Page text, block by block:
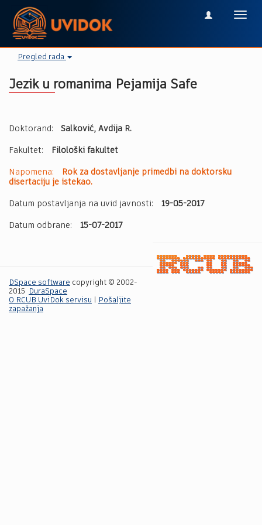
Pregled rada
Jezik u romanima Pejamija Safe
Doktorand: Salković, Avdija R.
Fakultet: Filološki fakultet
Napomena:
Rok za dostavljanje primedbi na doktorsku
disertaciju je istekao.
Datum postavljanja na uvid javnosti: 19-05-2017
Datum odbrane: 15-07-2017
DSpace software copyright © 2002-
2015
DuraSpace
O RCUB UviDok servisu
Pošaljite
zapažanja